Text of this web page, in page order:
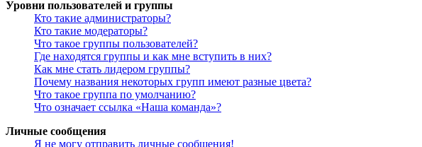
Уровни пользователей и группы
Кто такие администраторы?
Кто такие модераторы?
Что такое группы пользователей?
Где находятся группы и как мне вступить в них?
Как мне стать лидером группы?
Почему названия некоторых групп имеют разные цвета?
Что такое группа по умолчанию?
Что означает ссылка «Наша команда»?
Личные сообщения
Я не могу отправить личные сообщения!